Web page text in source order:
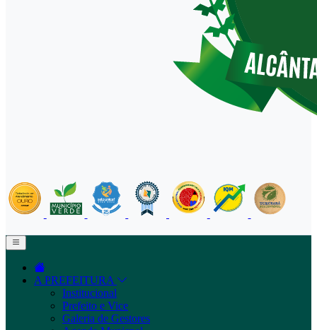
A PREFEITURA
Institucional
Prefeito e Vice
Galeria de Gestores